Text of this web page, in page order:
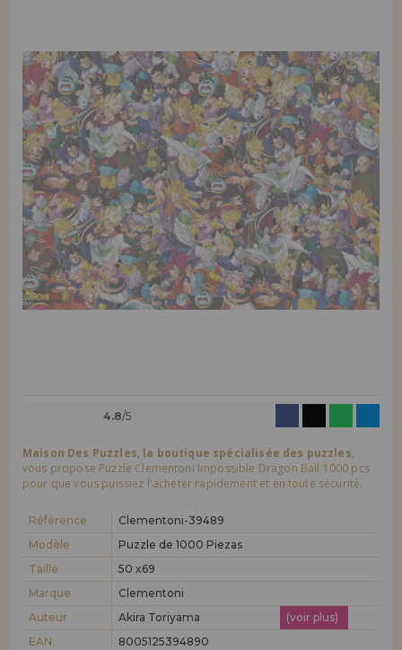
ENREGISTREMENT DISTRIBUTEUR
4.8/5
Maison Des Puzzles, la boutique spécialisée des puzzles,
vous propose Puzzle Clementoni Impossible Dragon Ball 1000 pcs
pour que vous puissiez l'acheter rapidement et en toute sécurité.
Référence
Clementoni-39489
Modèle
Puzzle de 1000 Piezas
Taille
50 x69
Marque
Clementoni
Auteur
Akira Toriyama
(voir plus)
EAN
8005125394890